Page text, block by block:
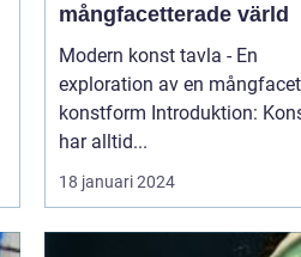
mångfacetterade värld
Modern konst tavla - En
exploration av en
konstform Introduktion: Konsten
har alltid...
18 januari 2024